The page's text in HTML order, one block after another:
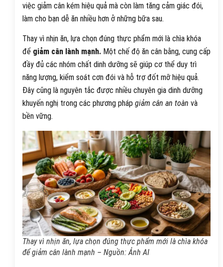
việc giảm cân kém hiệu quả mà còn làm tăng cảm giác đói,
làm cho bạn dễ ăn nhiều hơn ở những bữa sau.
Thay vì nhịn ăn, lựa chọn đúng thực phẩm mới là chìa khóa
để giảm cân lành mạnh. Một chế độ ăn cân bằng, cung cấp
đầy đủ các nhóm chất dinh dưỡng sẽ giúp cơ thể duy trì
năng lượng, kiểm soát cơn đói và hỗ trợ đốt mỡ hiệu quả.
Đây cũng là nguyên tắc được nhiều chuyên gia dinh dưỡng
khuyến nghị trong các phương pháp giảm cân an toàn và
bền vững.
Thay vì nhịn ăn, lựa chọn đúng thực phẩm mới là chìa khóa
để giảm cân lành mạnh – Nguồn: Ảnh AI